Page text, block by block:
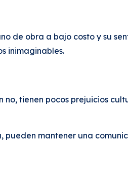
de obra a bajo costo y su
inimaginables.
tienen pocos prejuicios
pueden mantener una